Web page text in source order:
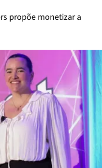
propõe monetizar a